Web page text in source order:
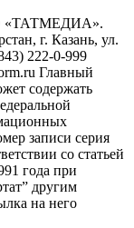
«ТАТМЕДИА».
г. Казань, ул.
222-0-999
Главный
содержать
записи серия
со статьей
года при
другим
на него